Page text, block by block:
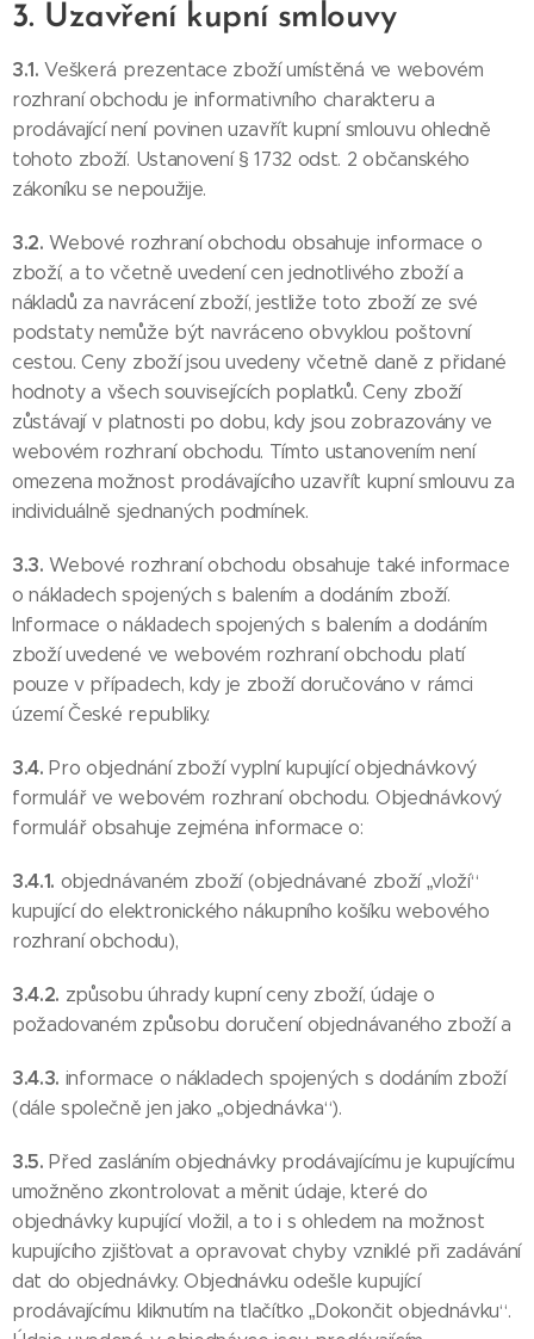
3. Uzavření kupní smlouvy
3.1.Veškerá prezentace zboží umístěná ve webovém
rozhraní obchodu je informativního charakteru a
prodávající není povinen uzavřít kupní smlouvu ohledně
tohoto zboží. Ustanovení § 1732 odst. 2 občanského
zákoníku se nepoužije.
3.2.Webové rozhraní obchodu obsahuje informace o
zboží, a to včetně uvedení cen jednotlivého zboží a
nákladů za navrácení zboží, jestliže toto zboží ze své
podstaty nemůže být navráceno obvyklou poštovní
cestou. Ceny zboží jsou uvedeny včetně daně z přidané
hodnoty a všech souvisejících poplatků. Ceny zboží
zůstávají v platnosti po dobu, kdy jsou zobrazovány ve
webovém rozhraní obchodu. Tímto ustanovením není
omezena možnost prodávajícího uzavřít kupní smlouvu za
individuálně sjednaných podmínek.
3.3.Webové rozhraní obchodu obsahuje také informace
o nákladech spojených s balením a dodáním zboží.
Informace o nákladech spojených s balením a dodáním
zboží uvedené ve webovém rozhraní obchodu platí
pouze v případech, kdy je zboží doručováno v rámci
území České republiky.
3.4.Pro objednání zboží vyplní kupující objednávkový
formulář ve webovém rozhraní obchodu. Objednávkový
formulář obsahuje zejména informace o:
3.4.1. objednávaném zboží (objednávané zboží „vloží“
kupující do elektronického nákupního košíku webového
rozhraní obchodu),
3.4.2. způsobu úhrady kupní ceny zboží, údaje o
požadovaném způsobu doručení objednávaného zboží a
3.4.3. informace o nákladech spojených s dodáním zboží
(dále společně jen jako „objednávka“).
3.5.Před zasláním objednávky prodávajícímu je kupujícímu
umožněno zkontrolovat a měnit údaje, které do
objednávky kupující vložil, a to i s ohledem na možnost
kupujícího zjišťovat a opravovat chyby vzniklé při zadávání
dat do objednávky. Objednávku odešle kupující
prodávajícímu kliknutím na tlačítko „Dokončit objednávku“.